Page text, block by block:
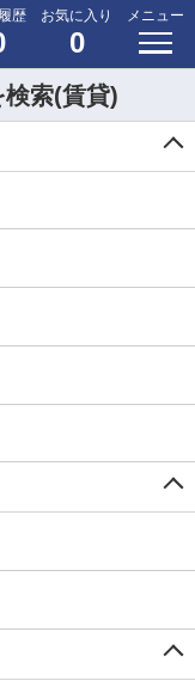
歴 お気に入り
0
メニュー
索(賃貸)